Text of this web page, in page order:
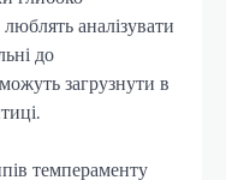
аналізувати
до
загрузнути в
темпераменту